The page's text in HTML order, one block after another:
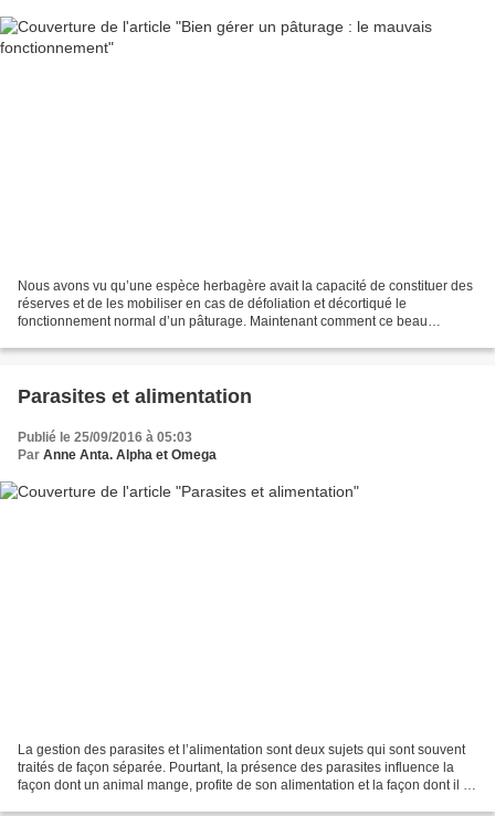
Nous avons vu qu’une espèce herbagère avait la capacité de constituer des
réserves et de les mobiliser en cas de défoliation et décortiqué le
fonctionnement normal d’un pâturage. Maintenant comment ce beau
Parasites et alimentation
Publié le 25/09/2016 à 05:03
Par Anne Anta. Alpha et Omega
La gestion des parasites et l’alimentation sont deux sujets qui sont souvent
traités de façon séparée. Pourtant, la présence des parasites influence la
façon dont un animal mange, profite de son alimentation et la façon dont il va